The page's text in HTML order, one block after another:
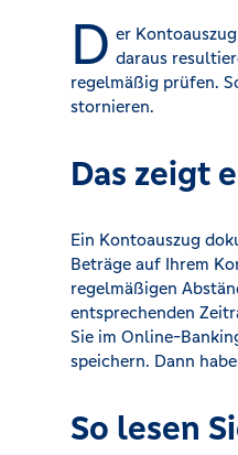
D er
daraus
regelmäßig prüfen.
stornieren.
Das zeigt
Ein Kontoauszug
Beträge auf Ihrem
regelmäßigen
entsprechenden
Sie im Online-
speichern. Dann
So lesen